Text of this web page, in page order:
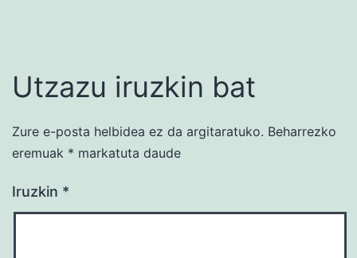
Utzazu iruzkin bat
Zure e-posta helbidea ez da argitaratuko. Beharrezko
eremuak * markatuta daude
Iruzkin *